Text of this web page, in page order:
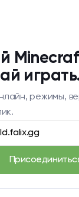
режимы,